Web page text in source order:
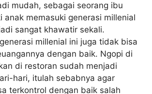
mudah, sebagai seorang ibu
anak memasuki generasi millenial
sangat khawatir sekali.
millenial ini juga tidak bisa
dengan baik. Ngopi di
di restoran sudah menjadi
hari, itulah sebabnya agar
terkontrol dengan baik salah